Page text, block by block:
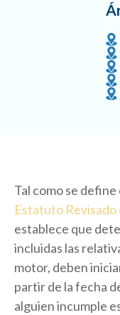
Tal como se define
Estatuto
establece que
incluidas las
motor, deben
partir de la fecha
alguien incumple